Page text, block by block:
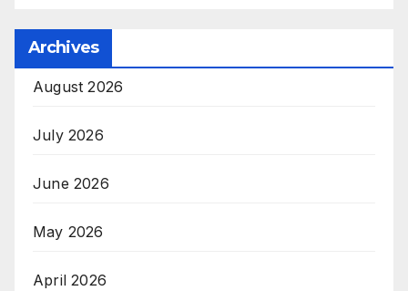
Archives
August 2026
July 2026
June 2026
May 2026
April 2026